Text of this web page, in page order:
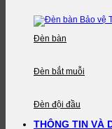
Đèn bàn
Đèn bắt muỗi
Đèn đội đầu
THÔNG TIN VÀ